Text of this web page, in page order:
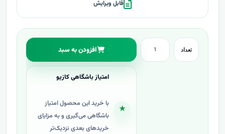
قابل ویرایش
تعداد افزودن به سبد
★
امتیاز باشگاهی کازیو
با خرید این محصول امتیاز
باشگاهی می‌گیری و به مزایای
خریدهای بعدی نزدیک‌تر